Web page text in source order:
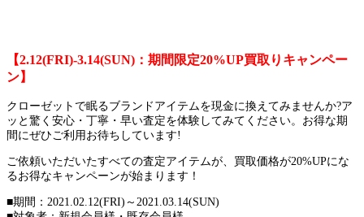
【2.12(FRI)-3.14(SUN)：期間限定20%UP買取りキャンペー
ン】
クローゼットで眠るブランドアイテムを現金に換えてみませんか?ア
ッと驚く安心・丁寧・早い査定を体験してみてください。お得な期
間にぜひご利用お待ちしています!
ご依頼いただいたすべての査定アイテムが、買取価格が20%UPにな
るお得なキャンペーンが始まります！
■期間：2021.02.12(FRI)～2021.03.14(SUN)